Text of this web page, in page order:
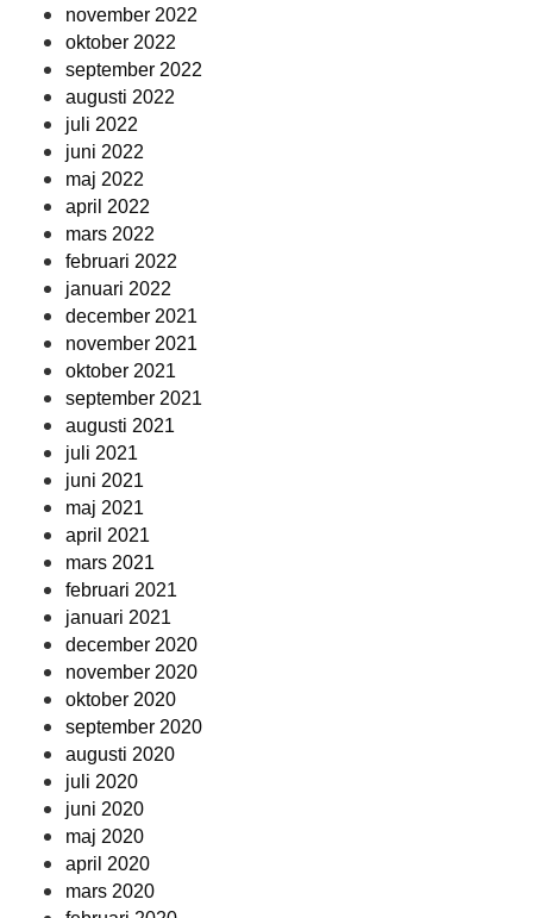
november 2022
oktober 2022
september 2022
augusti 2022
juli 2022
juni 2022
maj 2022
april 2022
mars 2022
februari 2022
januari 2022
december 2021
november 2021
oktober 2021
september 2021
augusti 2021
juli 2021
juni 2021
maj 2021
april 2021
mars 2021
februari 2021
januari 2021
december 2020
november 2020
oktober 2020
september 2020
augusti 2020
juli 2020
juni 2020
maj 2020
april 2020
mars 2020